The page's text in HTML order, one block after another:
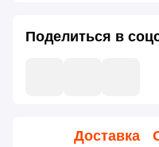
Поделиться в
Доставка